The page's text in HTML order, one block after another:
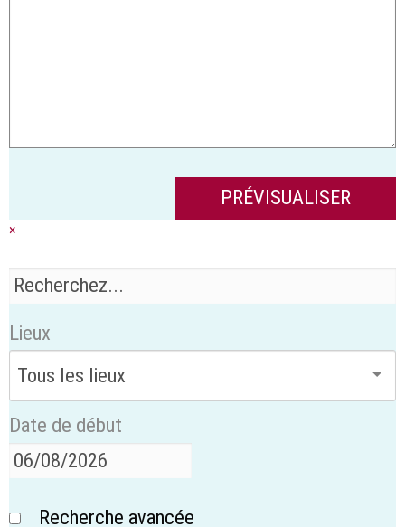
×
Lieux
Date de début
Recherche avancée